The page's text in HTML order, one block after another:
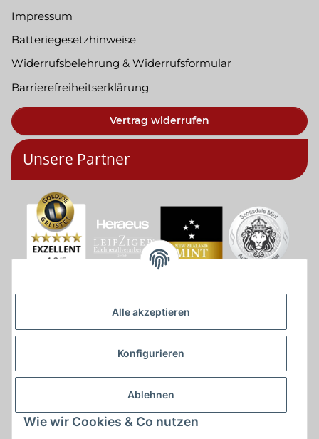
Alle akzeptieren
Konfigurieren
Ablehnen
Wie wir Cookies & Co nutzen
Impressum
Batteriegesetzhinweise
Widerrufsbelehrung & Widerrufsformular
Barrierefreiheitserklärung
Vertrag widerrufen
Unsere Partner